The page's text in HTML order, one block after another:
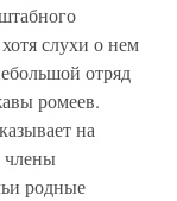
слухи о нем
отряд
ромеев.
на
члены
родные